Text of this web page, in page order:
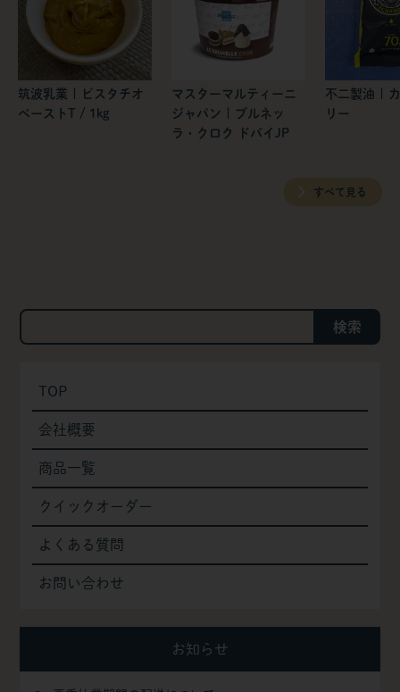
筑波乳業 | ピスタチオ
ペーストT / 1kg
マスターマルティーニ
ジャパン | ブルネッ
ラ・クロク ドバイJP
不二製油 |
リー
すべて見る
検索
TOP
会社概要
商品一覧
クイックオーダー
よくある質問
お問い合わせ
お知らせ